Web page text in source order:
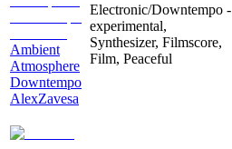
Ambient
Atmosphere
Downtempo
AlexZavesa
Electronic/Downtempo -
experimental,
Synthesizer, Filmscore,
Film, Peaceful